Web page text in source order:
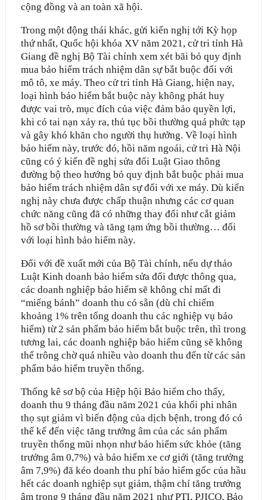
cộng đồng và an toàn xã hội.
Trong một động thái khác, gửi kiến nghị tới Kỳ họp
thứ nhất, Quốc hội khóa XV năm 2021, cử tri tỉnh Hà
Giang đề nghị Bộ Tài chính xem xét bãi bỏ quy định
mua bảo hiểm trách nhiệm dân sự bắt buộc đối với
mô tô, xe máy. Theo cử tri tỉnh Hà Giang, hiện nay,
loại hình bảo hiểm bắt buộc này không phát huy
được vai trò, mục đích của việc đảm bảo quyền lợi,
khi có tai nạn xảy ra, thủ tục bồi thường quá phức tạp
và gây khó khăn cho người thụ hưởng. Về loại hình
bảo hiểm này, trước đó, hồi năm ngoái, cử tri Hà Nội
cũng có ý kiến đề nghị sửa đổi Luật Giao thông
đường bộ theo hướng bỏ quy định bắt buộc phải mua
bảo hiểm trách nhiệm dân sự đối với xe máy. Dù kiến
nghị này chưa được chấp thuận nhưng các cơ quan
chức năng cũng đã có những thay đổi như cắt giảm
hồ sơ bồi thường và tăng tạm ứng bồi thường… đối
với loại hình bảo hiểm này.
Đối với đề xuất mới của Bộ Tài chính, nếu dự thảo
Luật Kinh doanh bảo hiểm sửa đổi được thông qua,
các doanh nghiệp bảo hiểm sẽ không chỉ mất đi
“miếng bánh” doanh thu có sẵn (dù chỉ chiếm
khoảng 1% trên tổng doanh thu các nghiệp vụ bảo
hiểm) từ 2 sản phẩm bảo hiểm bắt buộc trên, thì trong
tương lai, các doanh nghiệp bảo hiểm cũng sẽ không
thể trông chờ quá nhiều vào doanh thu đến từ các sản
phẩm bảo hiểm truyền thống.
Thống kê sơ bộ của Hiệp hội Bảo hiểm cho thấy,
doanh thu 9 tháng đầu năm 2021 của khối phi nhân
thọ sụt giảm vì biến động của dịch bệnh, trong đó có
thể kể đến việc tăng trưởng âm của các sản phẩm
truyền thống mũi nhọn như bảo hiểm sức khỏe (tăng
trưởng âm 0,7%) và bảo hiểm xe cơ giới (tăng trưởng
âm 7,9%) đã kéo doanh thu phí bảo hiểm gốc của hầu
hết các doanh nghiệp sụt giảm, thậm chí tăng trưởng
âm trong 9 tháng đầu năm 2021 như PTI, PJICO, Bảo